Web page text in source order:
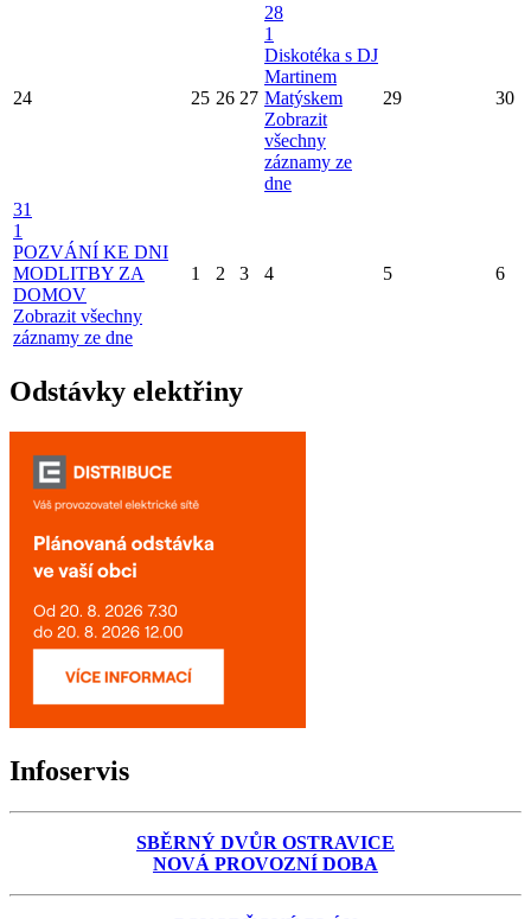
24 25 26 27
28
1
Diskotéka s DJ
Martinem
Matýskem
Zobrazit
všechny
záznamy ze
dne
29 30
31
1
POZVÁNÍ KE DNI
MODLITBY ZA
DOMOV
Zobrazit všechny
záznamy ze dne
1 2 3 4 5 6
Odstávky elektřiny
Infoservis
SBĚRNÝ DVŮR OSTRAVICE
NOVÁ PROVOZNÍ DOBA